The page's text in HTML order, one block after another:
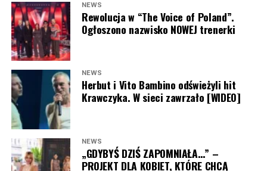
NEWS
Rewolucja w “The Voice of Poland”.
Ogłoszono nazwisko NOWEJ trenerki
NEWS
Herbut i Vito Bambino odświeżyli hit
Krawczyka. W sieci zawrzało [WIDEO]
NEWS
„GDYBYŚ DZIŚ ZAPOMNIAŁA…” –
PROJEKT DLA KOBIET, KTÓRE CHCĄ